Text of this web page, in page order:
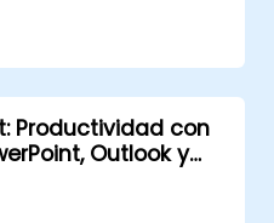
Productividad con
Outlook y